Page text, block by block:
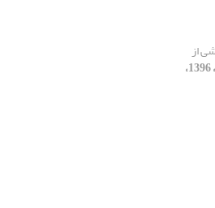
از
[دوره 47، شماره 2، 1396،